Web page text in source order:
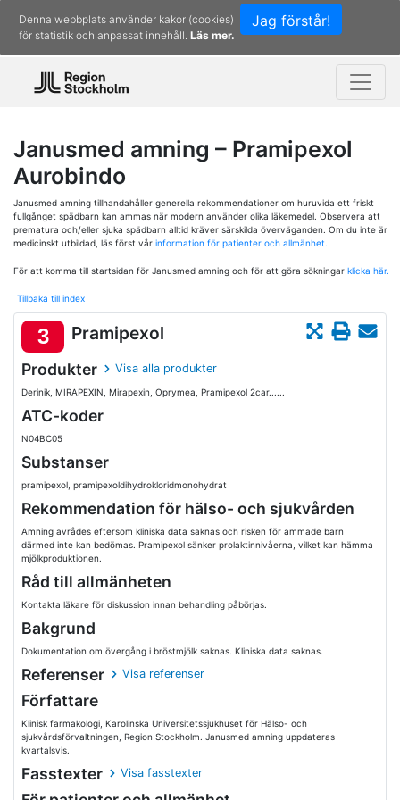
Jag förstår!
Denna webbplats använder kakor (cookies)
för statistik och anpassat innehåll. Läs mer.
Janusmed amning – Pramipexol
Aurobindo
Janusmed amning tillhandahåller generella rekommendationer om huruvida ett friskt
fullgånget spädbarn kan ammas när modern använder olika läkemedel. Observera att
prematura och/eller sjuka spädbarn alltid kräver särskilda överväganden. Om du inte är
medicinskt utbildad, läs först vår information för patienter och allmänhet.
För att komma till startsidan för Janusmed amning och för att göra sökningar klicka här.
Tillbaka till index
3 Pramipexol
Produkter Visa alla produkter
Derinik, MIRAPEXIN, Mirapexin, Oprymea, Pramipexol 2car......
ATC-koder
N04BC05
Substanser
pramipexol, pramipexoldihydrokloridmonohydrat
Rekommendation för hälso- och sjukvården
Amning avrådes eftersom kliniska data saknas och risken för ammade barn
därmed inte kan bedömas. Pramipexol sänker prolaktinnivåerna, vilket kan hämma
mjölkproduktionen.
Råd till allmänheten
Kontakta läkare för diskussion innan behandling påbörjas.
Bakgrund
Dokumentation om övergång i bröstmjölk saknas. Kliniska data saknas.
Referenser Visa referenser
Författare
Klinisk farmakologi, Karolinska Universitetssjukhuset för Hälso- och
sjukvårdsförvaltningen, Region Stockholm. Janusmed amning uppdateras
kvartalsvis.
Fasstexter Visa fasstexter